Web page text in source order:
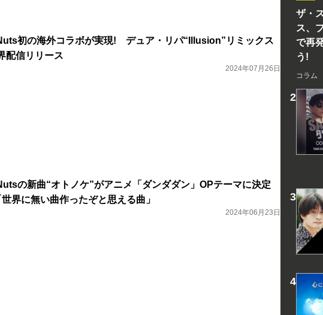
初の海外コラボが実現! デュア・リパ“Illusion”リミックス
配信リリース
2024年07月26日
の新曲“オトノケ”がアニメ「ダンダダン」OPテーマに決定
界に無い曲作ったぞと思える曲」
2024年06月23日
ザ・
ス、
で再
う!
コラム